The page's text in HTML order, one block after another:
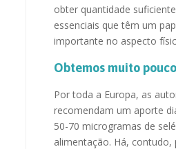
obter quantidade
essenciais que têm um
importante no aspecto
Obtemos muito
Por toda a Europa, as
recomendam um aporte
50-70 microgramas de
alimentação. Há, contudo,